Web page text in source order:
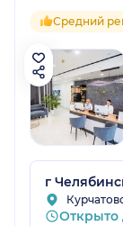
Средний
г
Открыто